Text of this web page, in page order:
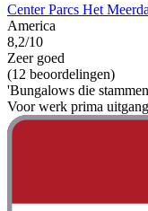
Center Parcs Het
America
8,2/10
Zeer goed
(12 beoordelingen)
'Bungalows die
Voor werk prima